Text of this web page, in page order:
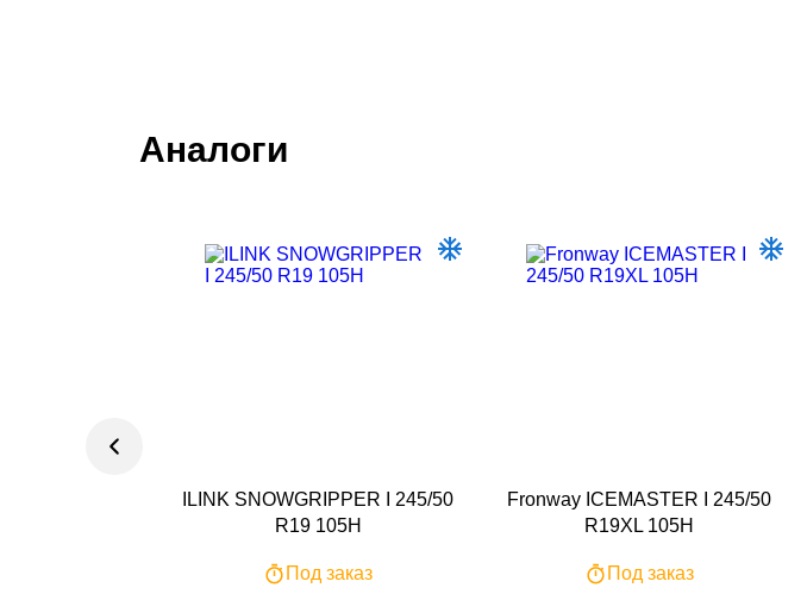
Аналоги
ILINK SNOWGRIPPER I 245/50
R19 105H
Под заказ
Fronway ICEMASTER I 245/50
R19XL 105H
Под заказ